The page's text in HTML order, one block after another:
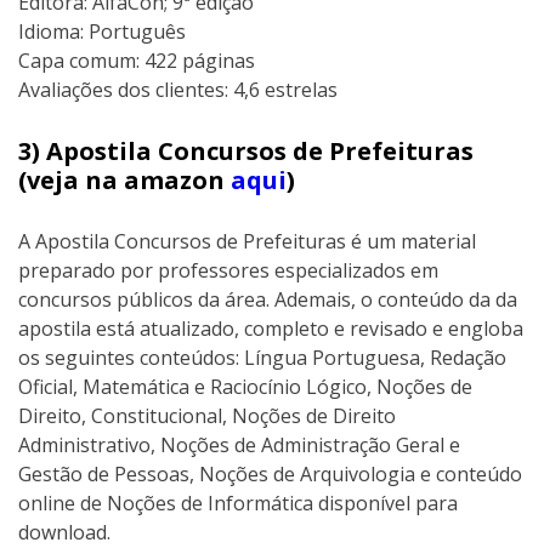
Idioma: Português
Capa comum: 422 páginas
Avaliações dos clientes: 4,6 estrelas
3) Apostila Concursos de Prefeituras
(veja na amazon aqui)
A Apostila Concursos de Prefeituras é um material
preparado por professores especializados em
concursos públicos da área. Ademais, o conteúdo da da
apostila está atualizado, completo e revisado e engloba
os seguintes conteúdos: Língua Portuguesa, Redação
Oficial, Matemática e Raciocínio Lógico, Noções de
Direito, Constitucional, Noções de Direito
Administrativo, Noções de Administração Geral e
Gestão de Pessoas, Noções de Arquivologia e conteúdo
online de Noções de Informática disponível para
download.